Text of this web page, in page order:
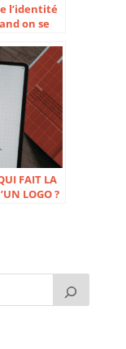
l’identité
on se
FAIT LA
LOGO ?